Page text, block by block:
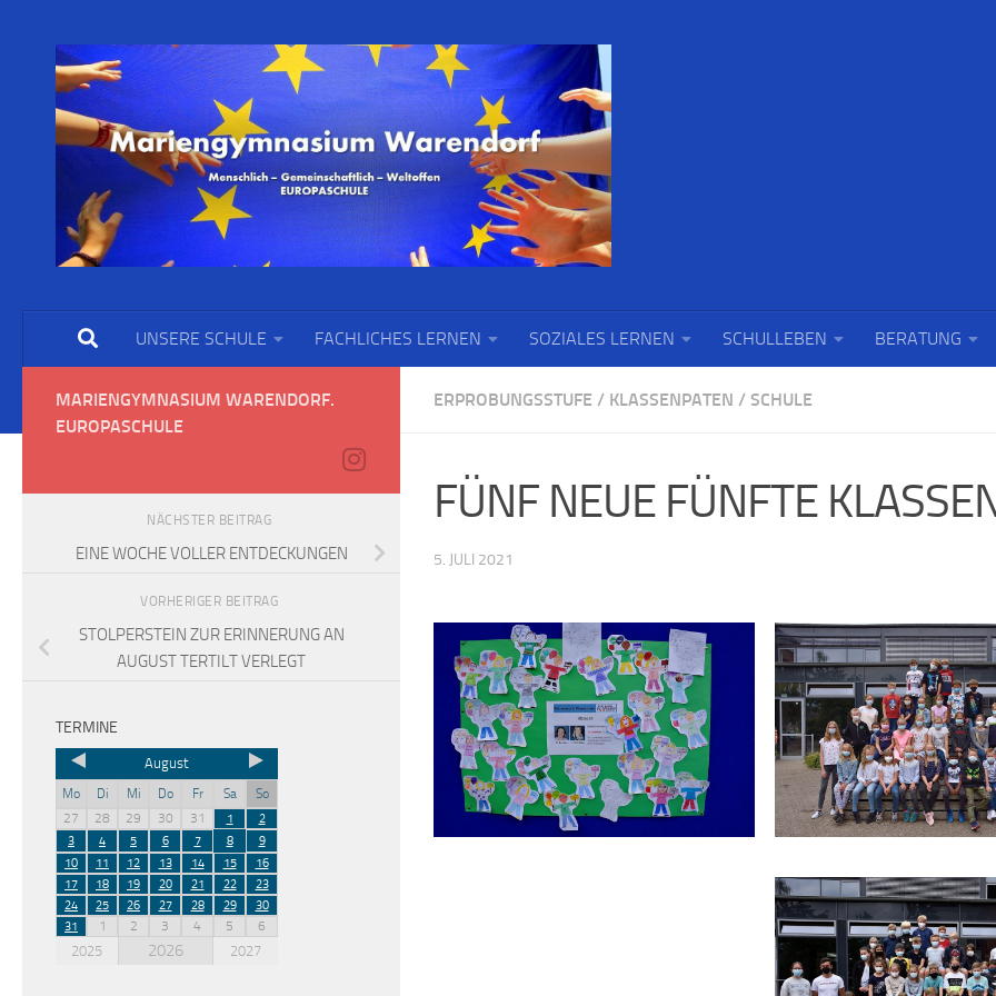
UNSERE SCHULE FACHLICHES LERNEN SOZIALES LERNEN SCHULLEBEN BERATUNG
ERPROBUNGSSTUFE / KLASSENPATEN / SCHULE
FÜNF NEUE FÜNFTE
5. JULI 2021
MARIENGYMNASIUM WARENDORF.
EUROPASCHULE
NÄCHSTER BEITRAG
EINE WOCHE VOLLER ENTDECKUNGEN
VORHERIGER BEITRAG
STOLPERSTEIN ZUR ERINNERUNG AN
AUGUST TERTILT VERLEGT
TERMINE
August
Mo Di Mi Do Fr Sa
So
27
28 29 30 31 1
2
3
4 5 6 7 8
9
10
11 12 13 14 15
16
17
18 19 20 21 22
23
24
25 26 27 28 29
30
31
1 2 3 4 5 6
2025 2026 2027